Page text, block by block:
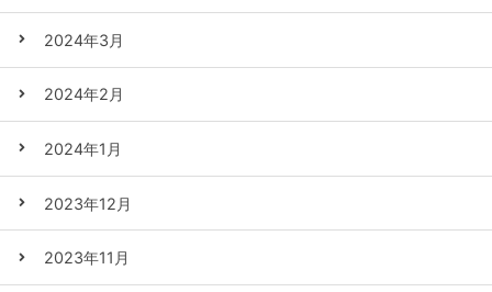
2024年3月
2024年2月
2024年1月
2023年12月
2023年11月